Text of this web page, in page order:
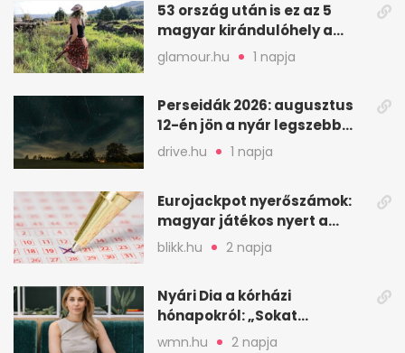
53 ország után is ez az 5
magyar kirándulóhely a
kedvencem
glamour.hu 1 napja
Perseidák 2026: augusztus
12-én jön a nyár legszebb
csillaghullása
drive.hu 1 napja
Eurojackpot nyerőszámok:
magyar játékos nyert a
2026. augusztus 4-i húzáson
blikk.hu 2 napja
Nyári Dia a kórházi
hónapokról: „Sokat
veszekedtem Istennel”
wmn.hu 2 napja